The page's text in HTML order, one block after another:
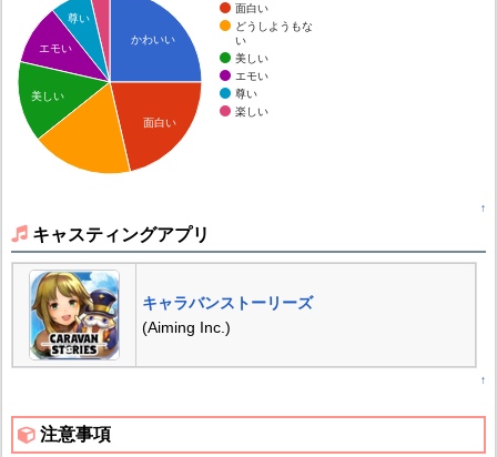
面白い
どうしようもな
い
美しい
エモい
尊い
楽しい
かわいい
面白い
尊い
エモい
美しい
↑
キャスティングアプリ
キャラバンストーリーズ
(Aiming Inc.)
↑
注意事項